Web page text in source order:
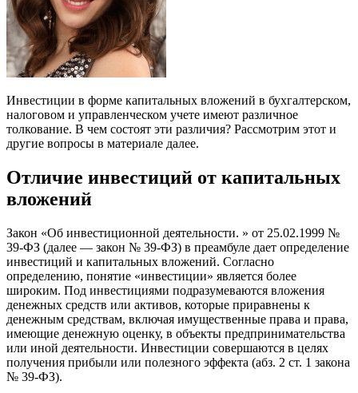
Инвестиции в форме капитальных вложений в бухгалтерском,
налоговом и управленческом учете имеют различное
толкование. В чем состоят эти различия? Рассмотрим этот и
другие вопросы в материале далее.
Отличие инвестиций от капитальных
вложений
Закон «Об инвестиционной деятельности. » от 25.02.1999 №
39-ФЗ (далее — закон № 39-ФЗ) в преамбуле дает определение
инвестиций и капитальных вложений. Согласно
определению, понятие «инвестиции» является более
широким. Под инвестициями подразумеваются вложения
денежных средств или активов, которые приравнены к
денежным средствам, включая имущественные права и права,
имеющие денежную оценку, в объекты предпринимательства
или иной деятельности. Инвестиции совершаются в целях
получения прибыли или полезного эффекта (абз. 2 ст. 1 закона
№ 39-ФЗ).